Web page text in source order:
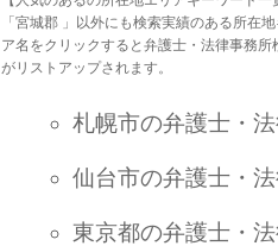
「宮城郡 」以外にも検索実績のある所在
ア名をクリックすると弁護士・法律事務
がリストアップされます。
札幌市の弁護士・
仙台市の弁護士・
東京都の弁護士・